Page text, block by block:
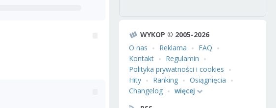
WYKOP © 2005-2026
O nas
Reklama
FAQ
Kontakt
Regulamin
Polityka prywatności i cookies
Hity
Ranking
Osiągnięcia
Changelog
więcej